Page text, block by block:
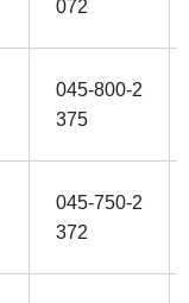
072
045-800-2
375
045-750-2
372